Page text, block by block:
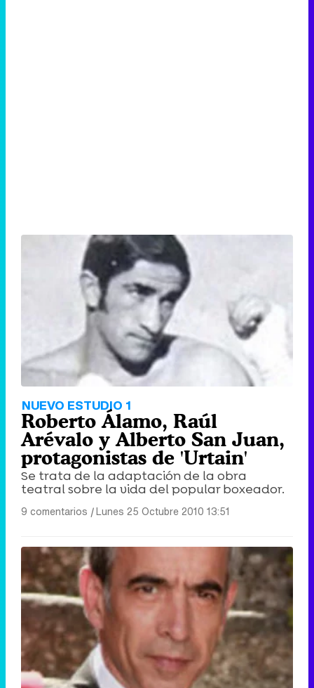
NUEVO ESTUDIO 1
Roberto Álamo, Raúl
Arévalo y Alberto San Juan,
protagonistas de 'Urtain'
Se trata de la adaptación de la obra
teatral sobre la vida del popular boxeador.
9 comentarios |Lunes 25 Octubre 2010 13:51